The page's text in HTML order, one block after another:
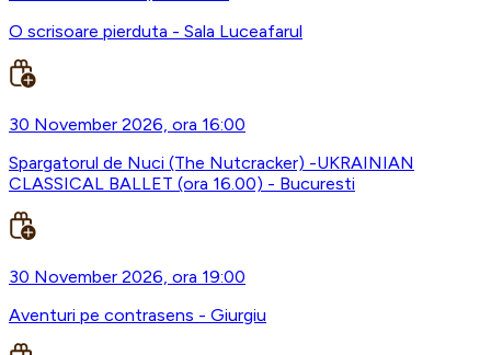
O scrisoare pierduta - Sala Luceafarul
30 November 2026, ora 16:00
Spargatorul de Nuci (The Nutcracker) -UKRAINIAN
CLASSICAL BALLET (ora 16.00) - Bucuresti
30 November 2026, ora 19:00
Aventuri pe contrasens - Giurgiu